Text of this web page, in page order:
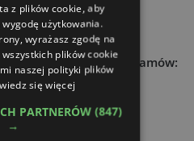
Czytaj atr express - zamów:
Prenumeratę
z plików cookie, aby
użytkowania.
wyrażasz zgodę na
plików cookie
naszej polityki plików
się więcej
PARTNERÓW(847)
→